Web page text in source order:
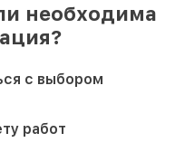
необходима
с выбором
работ